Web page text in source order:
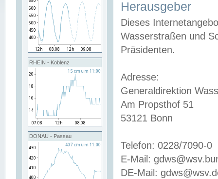
RHEIN - Koblenz
DONAU - Passau
Herausgeber
Dieses
Wasserstraßen und
Präsidenten.
Adresse:
Generaldirektion
Am Propsthof 51
53121 Bonn
Telefon: 0228/7090-0
E-Mail:
DE-Mail: